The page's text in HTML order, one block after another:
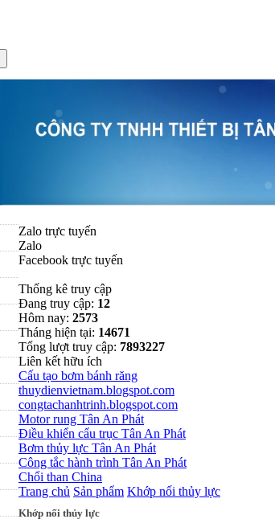
Zalo trực tuyến
Zalo
Facebook trực tuyến
Thống kê truy cập
Đang truy cập: 12
Hôm nay: 2573
Tháng hiện tại: 14671
Tổng lượt truy cập: 7893227
Liên kết hữu ích
Cấu tạo bơm bánh răng
thuydienvietnam.blogspot.com
congtachanhtrinh.blogspot.com
Motor rung Tân An Phát
Điều khiển cẩu trục Tân An Phát
Bơm thủy lực Tân An Phát
Công tắc hành trình Tân An Phát
Chổi than China
Trang chủ Sản phẩm Khớp nối thủy lực
Khớp nối thủy lực